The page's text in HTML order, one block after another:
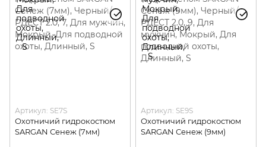
Артикул: SE7S
Охотничий гидрокостюм
SARGAN Сенеж (7мм)
Артикул: SE9S
Охотничий гидрокостюм
SARGAN Сенеж (9мм)